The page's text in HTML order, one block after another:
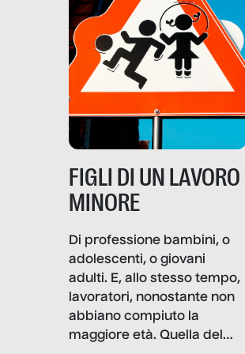
soprattutto nei luoghi di
frattura. Questo reportage
nasce dall’idea che guerre
e crisi penetrino nel tessuto
più intimo delle società per
alterarne le molecole
professionali – e, attraverso
esse, il senso stesso della
lavoro rovescia la sua
gravità.
FIGLI DI UN LAVORO
MINORE
Di professione bambini, o
adolescenti, o giovani
adulti. E, allo stesso tempo,
lavoratori, nonostante non
abbiano compiuto la
maggiore età. Quella del